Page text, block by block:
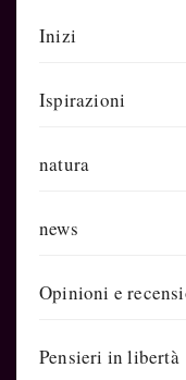
Inizi
Ispirazioni
natura
news
Opinioni e
Pensieri in libertà